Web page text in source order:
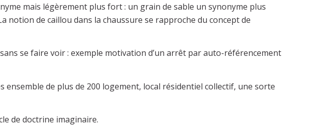
mais légèrement plus fort : un grain de sable un synonyme plus
notion de caillou dans la chaussure se rapproche du concept de
se faire voir : exemple motivation d’un arrêt par auto-référencement
ensemble de plus de 200 logement, local résidentiel collectif, une sorte
de doctrine imaginaire.